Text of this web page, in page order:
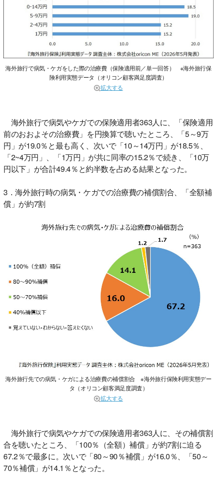
海外旅行で病気・ケガをした際の治療費（保険適用前／単一回答） ※海外旅行保
険利用実態データ（オリコン顧客満足度調査）
拡大する
海外旅行で病気やケガでの保険適用者363人に、「保険適用
前のおおよその治療費」を円換算で聴いたところ、「5～9万
円」が19.0％と最も高く、次いで「10～14万円」が18.5％、
「2~4万円」、「1万円」が共に同率の15.2％で続き、「10万
円以下」が合計49.4％と約半数を占める結果となった。
3．海外旅行時の病気・ケガでの治療費の補償割合、「全額補
償」が約7割
海外旅行先での病気・ケガによる治療費の補償割合 ※海外旅行保険利用実態デー
タ（オリコン顧客満足度調査）
拡大する
海外旅行で病気やケガでの保険適用者363人に、その補償割
合を聴いたところ、「100％（全額）補償」が約7割に迫る
67.2％で最多に。次いで「80～90％補償」が16.0％、「50～
70％補償」が14.1％となった。